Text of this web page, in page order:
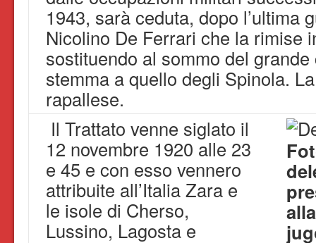
1943, sarà ceduta, dopo l’ultima
Nicolino De Ferrari che la rimise
sostituendo al sommo del
stemma a quello degli Spinola.
rapallese.
Il Trattato venne siglato il
12 novembre 1920 alle 23
e 45 e con esso vennero
attribuite all’Italia Zara e
le isole di Cherso,
Lussino, Lagosta e